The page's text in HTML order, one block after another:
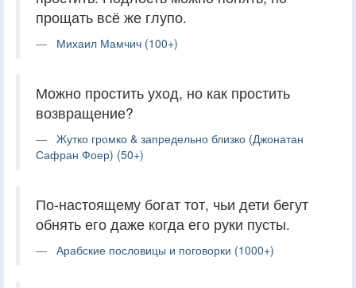
прощать всё же глупо.
Михаил Мамчич (100+)
Можно простить уход, но как простить
возвращение?
Жутко громко & запредельно близко (Джонатан
Сафран Фоер) (50+)
По-настоящему богат тот, чьи дети бегут
обнять его даже когда его руки пусты.
Арабские пословицы и поговорки (1000+)